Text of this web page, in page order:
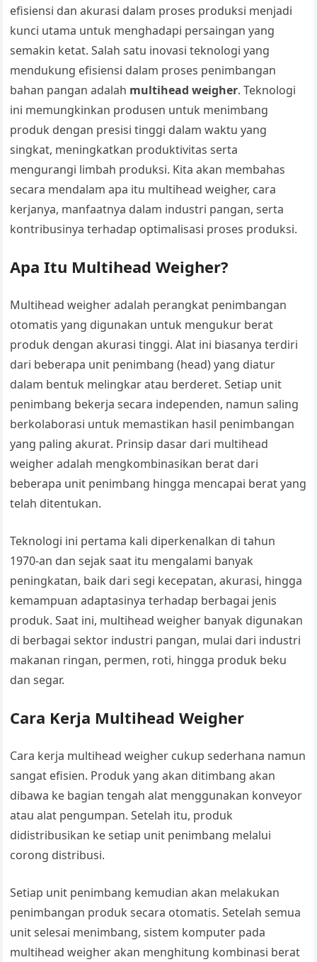
efisiensi dan akurasi dalam proses produksi menjadi
kunci utama untuk menghadapi persaingan yang
semakin ketat. Salah satu inovasi teknologi yang
mendukung efisiensi dalam proses penimbangan
bahan pangan adalah multihead weigher. Teknologi
ini memungkinkan produsen untuk menimbang
produk dengan presisi tinggi dalam waktu yang
singkat, meningkatkan produktivitas serta
mengurangi limbah produksi. Kita akan membahas
secara mendalam apa itu multihead weigher, cara
kerjanya, manfaatnya dalam industri pangan, serta
kontribusinya terhadap optimalisasi proses produksi.
Apa Itu Multihead Weigher?
Multihead weigher adalah perangkat penimbangan
otomatis yang digunakan untuk mengukur berat
produk dengan akurasi tinggi. Alat ini biasanya terdiri
dari beberapa unit penimbang (head) yang diatur
dalam bentuk melingkar atau berderet. Setiap unit
penimbang bekerja secara independen, namun saling
berkolaborasi untuk memastikan hasil penimbangan
yang paling akurat. Prinsip dasar dari multihead
weigher adalah mengkombinasikan berat dari
beberapa unit penimbang hingga mencapai berat yang
telah ditentukan.
Teknologi ini pertama kali diperkenalkan di tahun
1970-an dan sejak saat itu mengalami banyak
peningkatan, baik dari segi kecepatan, akurasi, hingga
kemampuan adaptasinya terhadap berbagai jenis
produk. Saat ini, multihead weigher banyak digunakan
di berbagai sektor industri pangan, mulai dari industri
makanan ringan, permen, roti, hingga produk beku
dan segar.
Cara Kerja Multihead Weigher
Cara kerja multihead weigher cukup sederhana namun
sangat efisien. Produk yang akan ditimbang akan
dibawa ke bagian tengah alat menggunakan konveyor
atau alat pengumpan. Setelah itu, produk
didistribusikan ke setiap unit penimbang melalui
corong distribusi.
Setiap unit penimbang kemudian akan melakukan
penimbangan produk secara otomatis. Setelah semua
unit selesai menimbang, sistem komputer pada
multihead weigher akan menghitung kombinasi berat